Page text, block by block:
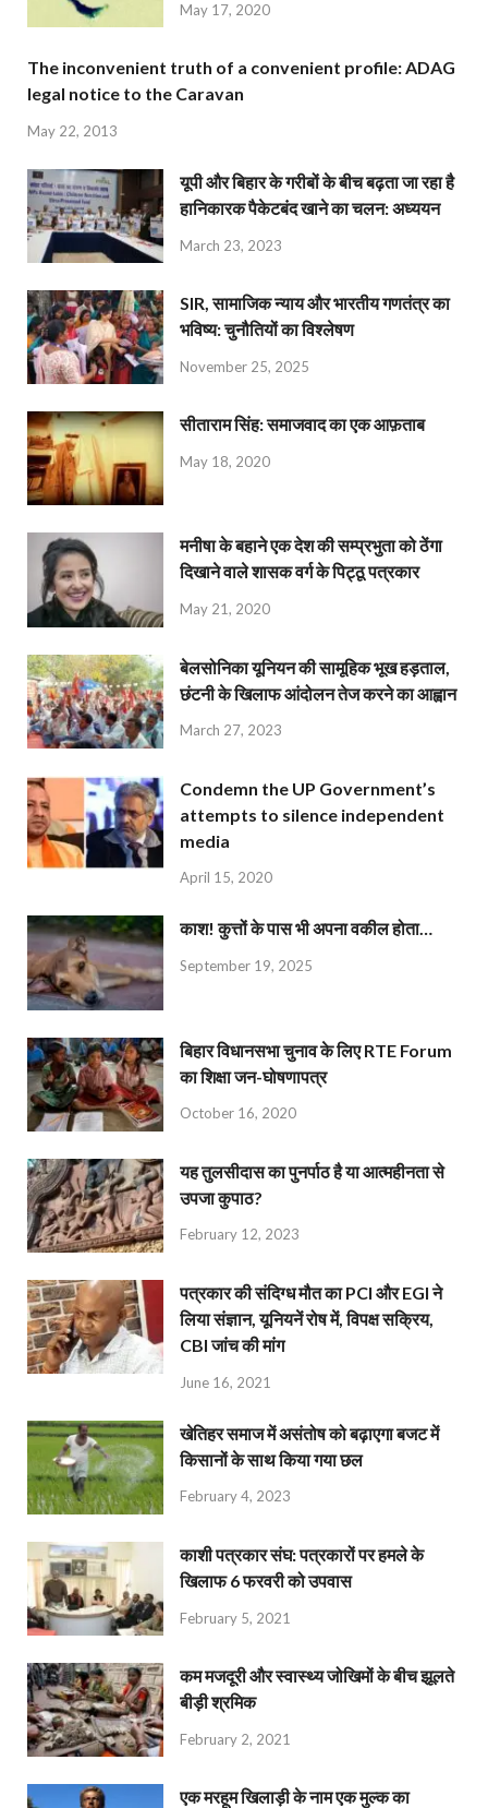
May 17, 2020
The inconvenient truth of a convenient profile: ADAG
legal notice to the Caravan
May 22, 2013
यूपी और बिहार के गरीबों के बीच बढ़ता जा रहा है
हानिकारक पैकेटबंद खाने का चलन: अध्ययन
March 23, 2023
SIR, सामाजिक न्याय और भारतीय गणतंत्र का
भविष्य: चुनौतियों का विश्लेषण
November 25, 2025
सीताराम सिंह: समाजवाद का एक आफ़ताब
May 18, 2020
मनीषा के बहाने एक देश की सम्प्रभुता को ठेंगा
दिखाने वाले शासक वर्ग के पिट्ठू पत्रकार
May 21, 2020
बेलसोनिका यूनियन की सामूहिक भूख हड़ताल,
छंटनी के खिलाफ आंदोलन तेज करने का आह्वान
March 27, 2023
Condemn the UP Government’s
attempts to silence independent
media
April 15, 2020
काश! कुत्तों के पास भी अपना वकील होता…
September 19, 2025
बिहार विधानसभा चुनाव के लिए RTE Forum
का शिक्षा जन-घोषणापत्र
October 16, 2020
यह तुलसीदास का पुनर्पाठ है या आत्महीनता से
उपजा कुपाठ?
February 12, 2023
पत्रकार की संदिग्ध मौत का PCI और EGI ने
लिया संज्ञान, यूनियनें रोष में, विपक्ष सक्रिय,
CBI जांच की मांग
June 16, 2021
खेतिहर समाज में असंतोष को बढ़ाएगा बजट में
किसानों के साथ किया गया छल
February 4, 2023
काशी पत्रकार संघ: पत्रकारों पर हमले के
खिलाफ 6 फरवरी को उपवास
February 5, 2021
कम मजदूरी और स्वास्थ्य जोखिमों के बीच झूलते
बीड़ी श्रमिक
February 2, 2021
एक मरहूम खिलाड़ी के नाम एक मुल्क का